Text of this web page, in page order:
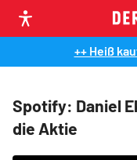
++ Heiß
Spotify: Daniel
die Aktie